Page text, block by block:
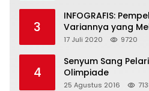
3
INFOGRAFIS:
Variannya yang
17 Juli 2020 9720
4
Senyum Sang
Olimpiade
25 Agustus 2016